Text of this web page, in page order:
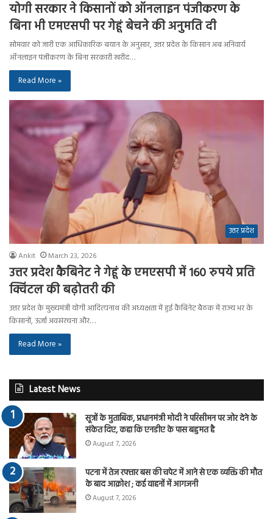
योगी सरकार ने किसानों को ऑनलाइन पंजीकरण के
बिना भी एमएसपी पर गेहूं बेचने की अनुमति दी
सोमवार को जारी एक आधिकारिक बयान के अनुसार, उत्तर प्रदेश के किसान अब अनिवार्य
ऑनलाइन पंजीकरण के बिना सरकारी खरीद…
Read More »
उत्तर प्रदेश
Ankit March 23, 2026
उत्तर प्रदेश कैबिनेट ने गेहूं के एमएसपी में 160 रुपये प्रति
क्विंटल की बढ़ोतरी की
उत्तर प्रदेश के मुख्यमंत्री योगी आदित्यनाथ की अध्यक्षता में हुई कैबिनेट बैठक में राज्य भर के
किसानों, ऊर्जा अवसंरचना और…
Read More »
Latest News
सूत्रों के मुताबिक, प्रधानमंत्री मोदी ने परिसीमन पर जोर देने के
संकेत दिए, कहा कि एनडीए के पास बहुमत है
August 7, 2026
पटना में तेज रफ्तार बस की चपेट में आने से एक व्यक्ति की मौत
के बाद आक्रोश ; कई वाहनों में आगजनी
August 7, 2026